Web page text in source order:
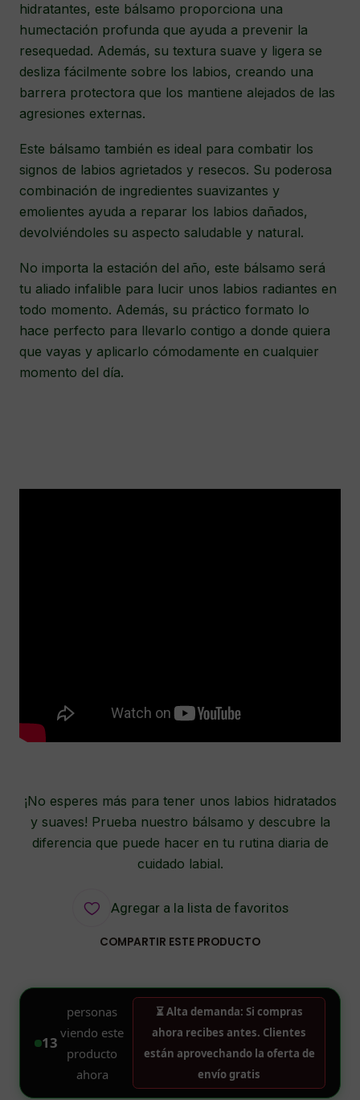
hidratantes, este bálsamo proporciona una
humectación profunda que ayuda a prevenir la
resequedad. Además, su textura suave y ligera se
desliza fácilmente sobre los labios, creando una
barrera protectora que los mantiene alejados de las
agresiones externas.
Este bálsamo también es ideal para combatir los
signos de labios agrietados y resecos. Su poderosa
combinación de ingredientes suavizantes y
emolientes ayuda a reparar los labios dañados,
devolviéndoles su aspecto saludable y natural.
No importa la estación del año, este bálsamo será
tu aliado infalible para lucir unos labios radiantes en
todo momento. Además, su práctico formato lo
hace perfecto para llevarlo contigo a donde quiera
que vayas y aplicarlo cómodamente en cualquier
momento del día.
¡No esperes más para tener unos labios hidratados
y suaves! Prueba nuestro bálsamo y descubre la
diferencia que puede hacer en tu rutina diaria de
cuidado labial.
Agregar a la lista de favoritos
COMPARTIR ESTE PRODUCTO